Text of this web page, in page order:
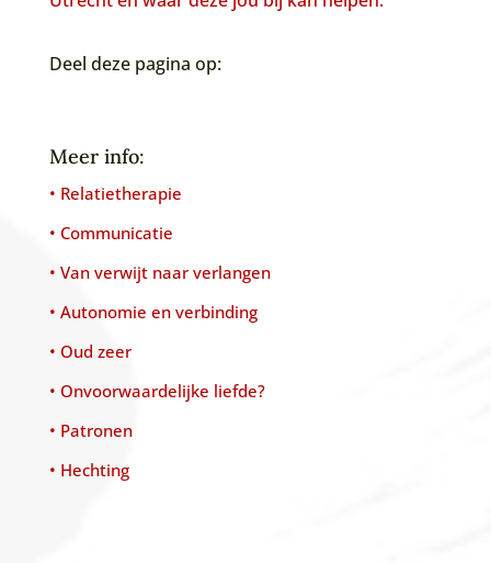
Deel deze pagina op:
Meer info:
• Relatietherapie
• Communicatie
• Van verwijt naar verlangen
• Autonomie en verbinding
• Oud zeer
• Onvoorwaardelijke liefde?
• Patronen
• Hechting